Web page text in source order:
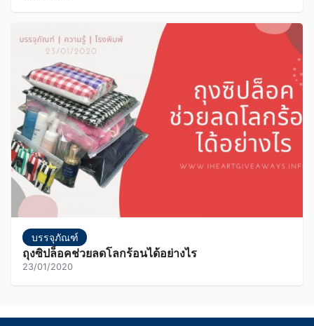
บรรจุภัณฑ์
ถุงซิปล็อคช่วยลดโลกร้อนได้อย่างไร
23/01/2020